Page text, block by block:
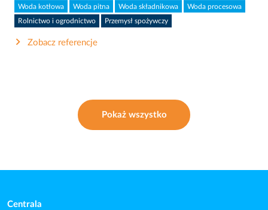
Woda kotłowa Woda pitna Woda składnikowa Woda procesowa
Rolnictwo i ogrodnictwo Przemysł spożywczy
Zobacz referencje
Pokaż wszystko
Centrala